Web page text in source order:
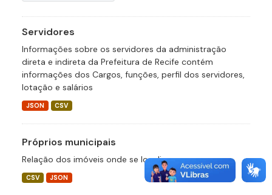
Servidores
Informações sobre os servidores da administração
direta e indireta da Prefeitura de Recife contém
informações dos Cargos, funções, perfil dos servidores,
lotação e salários
JSON CSV
Próprios municipais
Relação dos imóveis onde se localizam
CSV JSON